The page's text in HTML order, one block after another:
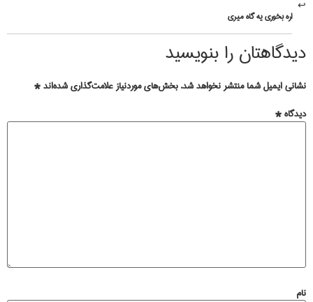
اره بخوری یه گاه میری
دیدگاهتان را بنویسید
نشانی ایمیل شما منتشر نخواهد شد. بخش‌های موردنیاز علامت‌گذاری شده‌اند*
دیدگاه*
نام